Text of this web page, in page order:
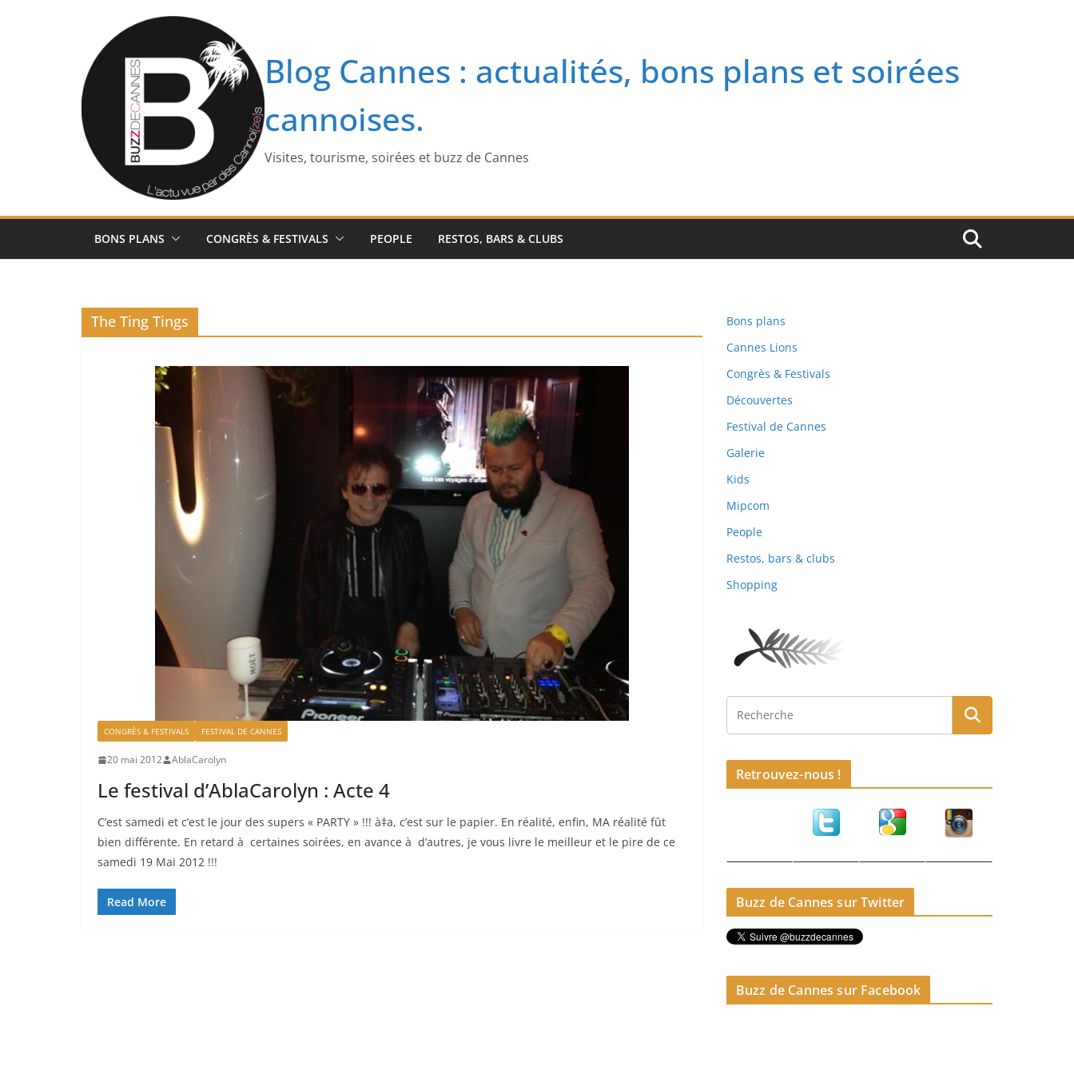
Blog Cannes : actualités, bons plans et soirées
cannoises.
Visites, tourisme, soirées et buzz de Cannes
BONS PLANS CONGRÈS & FESTIVALS PEOPLE RESTOS, BARS & CLUBS
The Ting Tings
CONGRÈS & FESTIVALS FESTIVAL DE CANNES
20 mai 2012 AblaCarolyn
Le festival d’AblaCarolyn : Acte 4
C’est samedi et c’est le jour des supers « PARTY » !!! à‡a, c’est sur le papier. En réalité, enfin, MA réalité fût
bien différente. En retard à certaines soirées, en avance à d’autres, je vous livre le meilleur et le pire de ce
samedi 19 Mai 2012 !!!
Read More
Bons plans
Cannes Lions
Congrès & Festivals
Découvertes
Festival de Cannes
Galerie
Kids
Mipcom
People
Restos, bars & clubs
Shopping
Retrouvez-nous !
Buzz de Cannes sur Twitter
Buzz de Cannes sur Facebook